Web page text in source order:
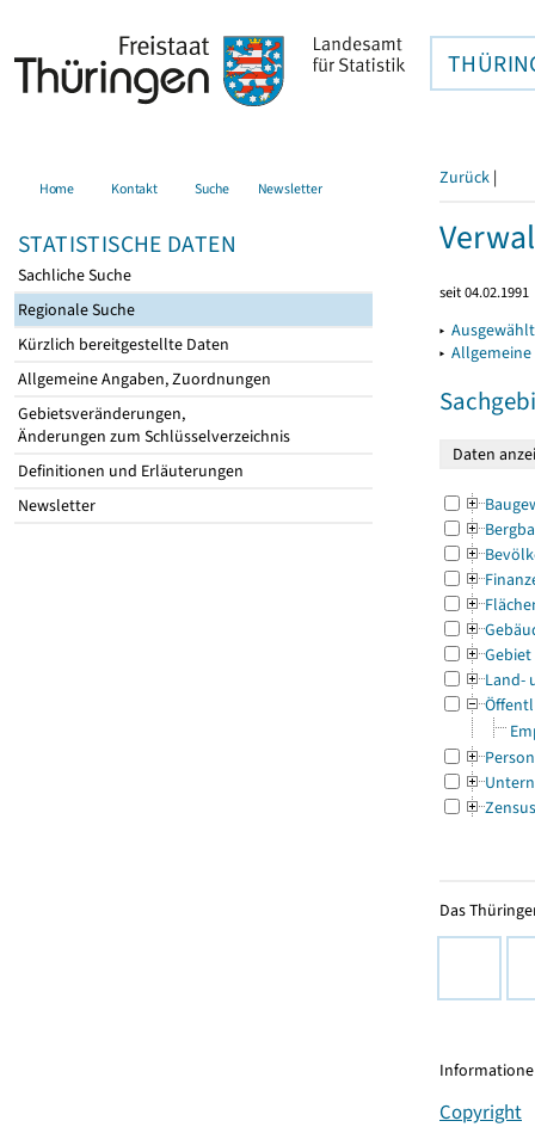
Home Kontakt Suche Newsletter
STATISTISCHE DATEN
Sachliche Suche
Regionale Suche
Kürzlich bereitgestellte Daten
Allgemeine Angaben, Zuordnungen
Gebietsveränderungen,
Änderungen zum Schlüsselverzeichnis
Definitionen und Erläuterungen
Newsletter
Zurück |
seit 04.02.1991
▸
▸
Gebiet
Land-
Zensus
Das
Copyright